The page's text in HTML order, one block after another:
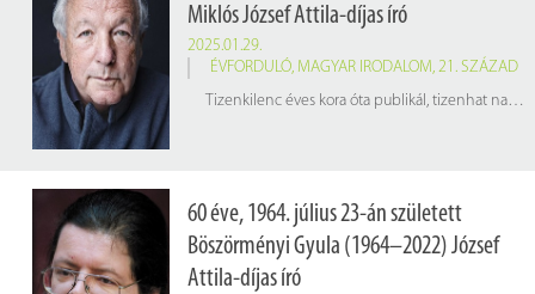
Miklós József Attila-díjas író
2025.01.29.
ÉVFORDULÓ, MAGYAR IRODALOM, 21. SZÁZAD
Tizenkilenc éves kora óta publikál, tizenhat nagyregényt és kilenc kisregényt írt, csaknem félszáz könyve jelent meg eddig, az egyik legismertebb kortárs magyar író.
60 éve, 1964. július 23-án született
Böszörményi Gyula (1964–2022) József
Attila-díjas író